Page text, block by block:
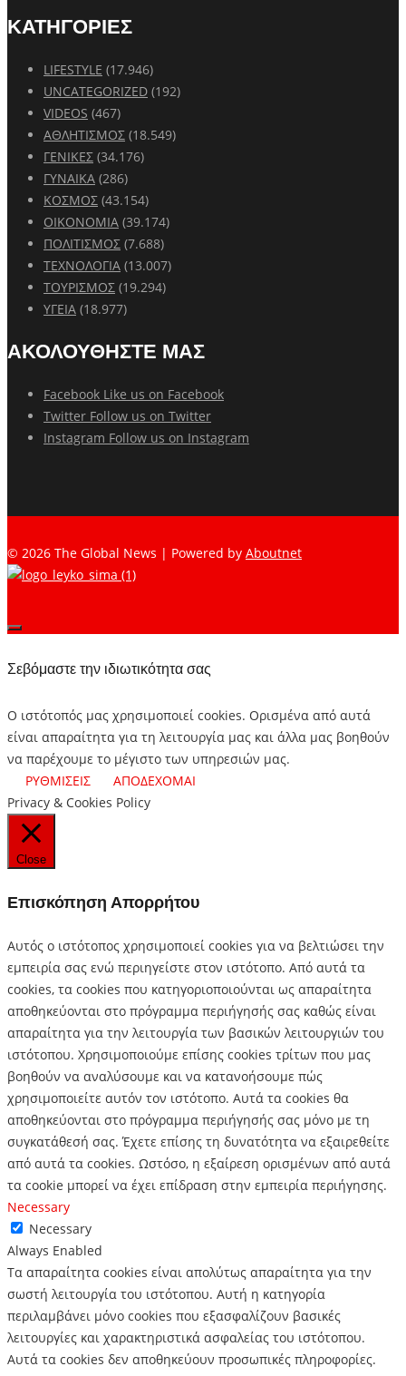
ΚΑΤΗΓΟΡΙΕΣ
LIFESTYLE (17.946)
UNCATEGORIZED (192)
VIDEOS (467)
ΑΘΛΗΤΙΣΜΟΣ (18.549)
ΓΕΝΙΚΕΣ (34.176)
ΓΥΝΑΙΚΑ (286)
ΚΟΣΜΟΣ (43.154)
ΟΙΚΟΝΟΜΙΑ (39.174)
ΠΟΛΙΤΙΣΜΟΣ (7.688)
ΤΕΧΝΟΛΟΓΙΑ (13.007)
ΤΟΥΡΙΣΜΟΣ (19.294)
ΥΓΕΙΑ (18.977)
ΑΚΟΛΟΥΘΗΣΤΕ ΜΑΣ
Facebook Like us on Facebook
Twitter Follow us on Twitter
Instagram Follow us on Instagram
© 2026 The Global News | Powered by Aboutnet
Σεβόμαστε την ιδιωτικότητα σας
Ο ιστότοπός μας χρησιμοποιεί cookies. Ορισμένα από αυτά
είναι απαραίτητα για τη λειτουργία μας και άλλα μας βοηθούν
να παρέχουμε το μέγιστο των υπηρεσιών μας.
ΡΥΘΜΙΣΕΙΣ
ΑΠΟΔΕΧΟΜΑΙ
Privacy & Cookies Policy
Close
Επισκόπηση Απορρήτου
Αυτός ο ιστότοπος χρησιμοποιεί cookies για να βελτιώσει την
εμπειρία σας ενώ περιηγείστε στον ιστότοπο. Από αυτά τα
cookies, τα cookies που κατηγοριοποιούνται ως απαραίτητα
αποθηκεύονται στο πρόγραμμα περιήγησής σας καθώς είναι
απαραίτητα για την λειτουργία των βασικών λειτουργιών του
ιστότοπου. Χρησιμοποιούμε επίσης cookies τρίτων που μας
βοηθούν να αναλύσουμε και να κατανοήσουμε πώς
χρησιμοποιείτε αυτόν τον ιστότοπο. Αυτά τα cookies θα
αποθηκεύονται στο πρόγραμμα περιήγησής σας μόνο με τη
συγκατάθεσή σας. Έχετε επίσης τη δυνατότητα να εξαιρεθείτε
από αυτά τα cookies. Ωστόσο, η εξαίρεση ορισμένων από αυτά
τα cookie μπορεί να έχει επίδραση στην εμπειρία περιήγησης.
Necessary
Necessary
Always Enabled
Τα απαραίτητα cookies είναι απολύτως απαραίτητα για την
σωστή λειτουργία του ιστότοπου. Αυτή η κατηγορία
περιλαμβάνει μόνο cookies που εξασφαλίζουν βασικές
λειτουργίες και χαρακτηριστικά ασφαλείας του ιστότοπου.
Αυτά τα cookies δεν αποθηκεύουν προσωπικές πληροφορίες.